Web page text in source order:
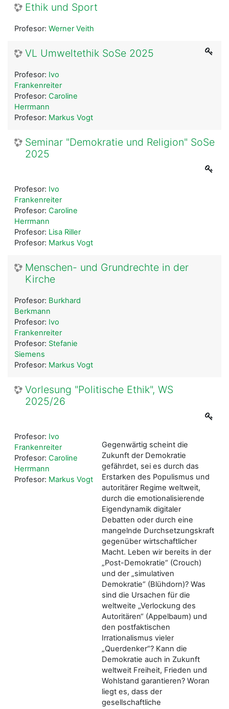
Ethik und Sport
Profesor: Werner Veith
VL Umweltethik SoSe 2025
Profesor: Ivo
Frankenreiter
Profesor: Caroline
Herrmann
Profesor: Markus Vogt
Seminar "Demokratie und Religion" SoSe
2025
Profesor: Ivo
Frankenreiter
Profesor: Caroline
Herrmann
Profesor: Lisa Riller
Profesor: Markus Vogt
Menschen- und Grundrechte in der
Kirche
Profesor: Burkhard
Berkmann
Profesor: Ivo
Frankenreiter
Profesor: Stefanie
Siemens
Profesor: Markus Vogt
Vorlesung "Politische Ethik", WS
2025/26
Gegenwärtig scheint die
Zukunft der Demokratie
gefährdet, sei es durch das
Erstarken des Populismus und
autoritärer Regime weltweit,
durch die emotionalisierende
Eigendynamik digitaler
Debatten oder durch eine
mangelnde Durchsetzungskraft
gegenüber wirtschaftlicher
Macht. Leben wir bereits in der
„Post-Demokratie“ (Crouch)
und der „simulativen
Demokratie“ (Blühdorn)? Was
sind die Ursachen für die
weltweite „Verlockung des
Autoritären“ (Appelbaum) und
den postfaktischen
Irrationalismus vieler
„Querdenker“? Kann die
Demokratie auch in Zukunft
weltweit Freiheit, Frieden und
Wohlstand garantieren? Woran
liegt es, dass der
gesellschaftliche
Profesor: Ivo
Frankenreiter
Profesor: Caroline
Herrmann
Profesor: Markus Vogt